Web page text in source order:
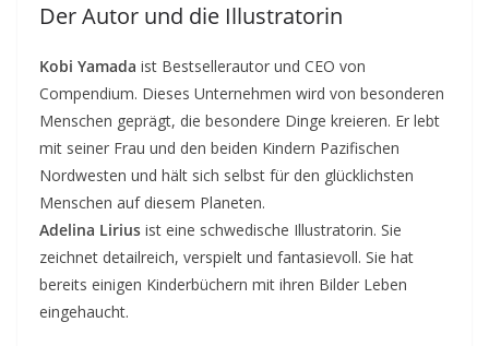
Der Autor und die Illustratorin
Kobi Yamada ist Bestsellerautor und CEO von
Compendium. Dieses Unternehmen wird von besonderen
Menschen geprägt, die besondere Dinge kreieren. Er lebt
mit seiner Frau und den beiden Kindern Pazifischen
Nordwesten und hält sich selbst für den glücklichsten
Menschen auf diesem Planeten.
Adelina Lirius ist eine schwedische Illustratorin. Sie
zeichnet detailreich, verspielt und fantasievoll. Sie hat
bereits einigen Kinderbüchern mit ihren Bilder Leben
eingehaucht.